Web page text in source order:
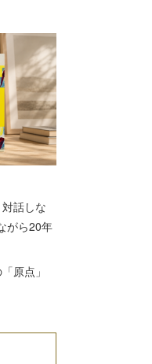
話しな
がら20年
原点」